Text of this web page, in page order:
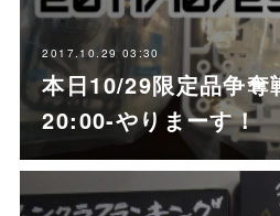
2017.10.29 03:30
本日10/29限定品争奪
20:00-やりまーす！